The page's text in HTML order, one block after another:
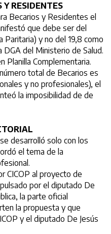
RESIDENTES
Becarios y Residentes el
que debe ser del
Paritaria) y no del 19,8 como
DGA del Ministerio de Salud.
Planilla Complementaria.
total de Becarios es
y no profesionales), el
la imposibilidad de de
desarrolló solo con los
el tema de la
CICOP al proyecto de
por el diputado De
la parte oficial
la propuesta y que
y el diputado De Jesús